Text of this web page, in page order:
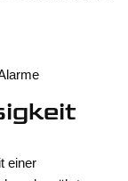
einer